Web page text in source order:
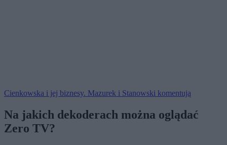
Cienkowska i jej biznesy. Mazurek i Stanowski komentują
Na jakich dekoderach można oglądać
Zero TV?